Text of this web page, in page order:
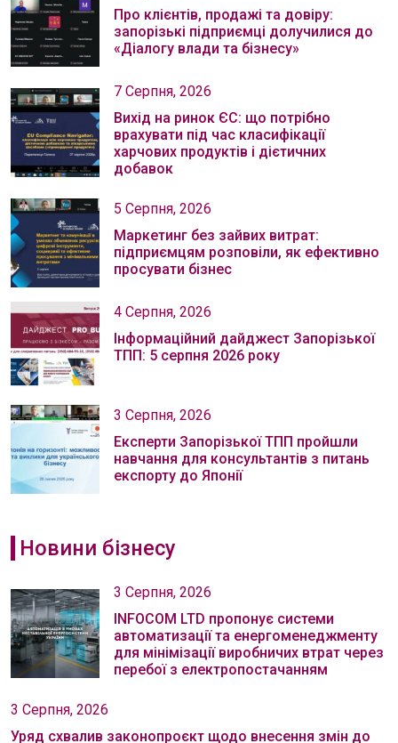
Про клієнтів, продажі та довіру:
запорізькі підприємці долучилися до
«Діалогу влади та бізнесу»
7 Серпня, 2026
Вихід на ринок ЄС: що потрібно
врахувати під час класифікації
харчових продуктів і дієтичних
добавок
5 Серпня, 2026
Маркетинг без зайвих витрат:
підприємцям розповіли, як ефективно
просувати бізнес
4 Серпня, 2026
Інформаційний дайджест Запорізької
ТПП: 5 серпня 2026 року
3 Серпня, 2026
Експерти Запорізької ТПП пройшли
навчання для консультантів з питань
експорту до Японії
Новини бізнесу
3 Серпня, 2026
INFOCOM LTD пропонує системи
автоматизації та енергоменеджменту
для мінімізації виробничих втрат через
перебої з електропостачанням
3 Серпня, 2026
Уряд схвалив законопроєкт щодо внесення змін до